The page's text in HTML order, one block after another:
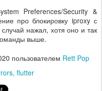
Preferences/Security &
про блокировку iproxy с
нажал, хотя оно и так
выше.
пользователем Rett Pop
flutter